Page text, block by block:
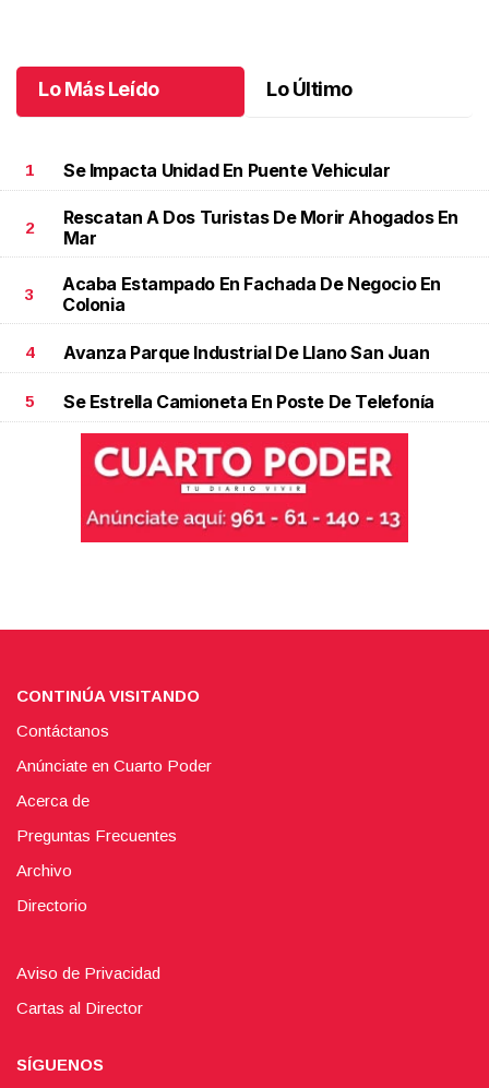
Lo Más Leído Lo Último
1 Se Impacta Unidad En Puente Vehicular
2
Rescatan A Dos Turistas De Morir Ahogados En
Mar
3
Acaba Estampado En Fachada De Negocio En
Colonia
4 Avanza Parque Industrial De Llano San Juan
5 Se Estrella Camioneta En Poste De Telefonía
CONTINÚA VISITANDO
Contáctanos
Anúnciate en Cuarto Poder
Acerca de
Preguntas Frecuentes
Archivo
Directorio
Aviso de Privacidad
Cartas al Director
SÍGUENOS